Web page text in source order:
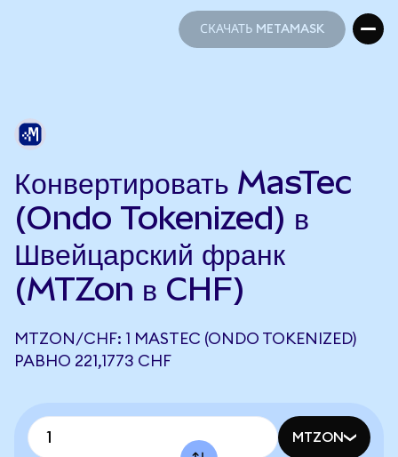
СКАЧАТЬ METAMASK
Конвертировать MasTec
(Ondo Tokenized) в
Швейцарский франк
(MTZon в CHF)
MTZON/CHF: 1 MASTEC (ONDO TOKENIZED)
РАВНО 221,1773 CHF
MTZON